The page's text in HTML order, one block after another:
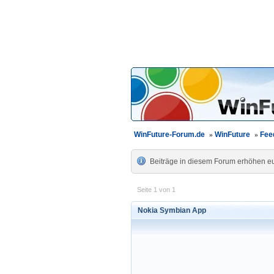
WinFuture-Forum.de » WinFuture »
Beiträge in diesem Forum erhöhen
Seite 1 von 1
Nokia Symbian App